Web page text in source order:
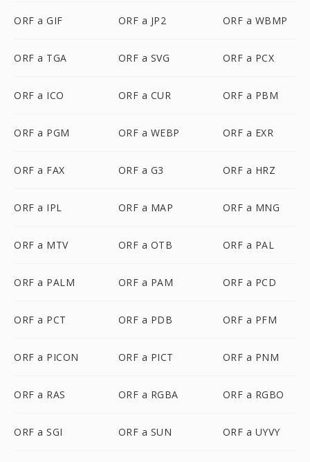
ORF a GIF ORF a JP2 ORF a WBMP
ORF a TGA ORF a SVG ORF a PCX
ORF a ICO ORF a CUR ORF a PBM
ORF a PGM ORF a WEBP ORF a EXR
ORF a FAX ORF a G3 ORF a HRZ
ORF a IPL ORF a MAP ORF a MNG
ORF a MTV ORF a OTB ORF a PAL
ORF a PALM ORF a PAM ORF a PCD
ORF a PCT ORF a PDB ORF a PFM
ORF a PICON ORF a PICT ORF a PNM
ORF a RAS ORF a RGBA ORF a RGBO
ORF a SGI ORF a SUN ORF a UYVY